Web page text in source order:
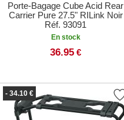
Porte-Bagage Cube Acid Rear
Carrier Pure 27.5" RILink Noir
Réf. 93091
En stock
36.95 €
- 34.10 €